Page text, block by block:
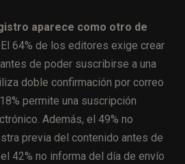
aparece como otro de
El 64% de los editores exige crear
de poder suscribirse a una
doble confirmación por correo
permite una suscripción
Además, el 49% no
previa del contenido antes de
42% no informa del día de envío